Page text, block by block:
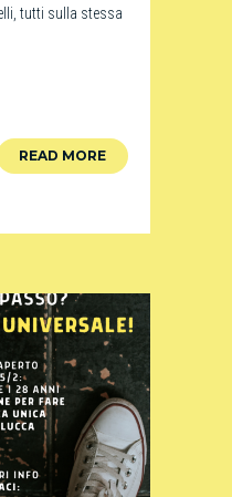
tutti sulla stessa
READ MORE